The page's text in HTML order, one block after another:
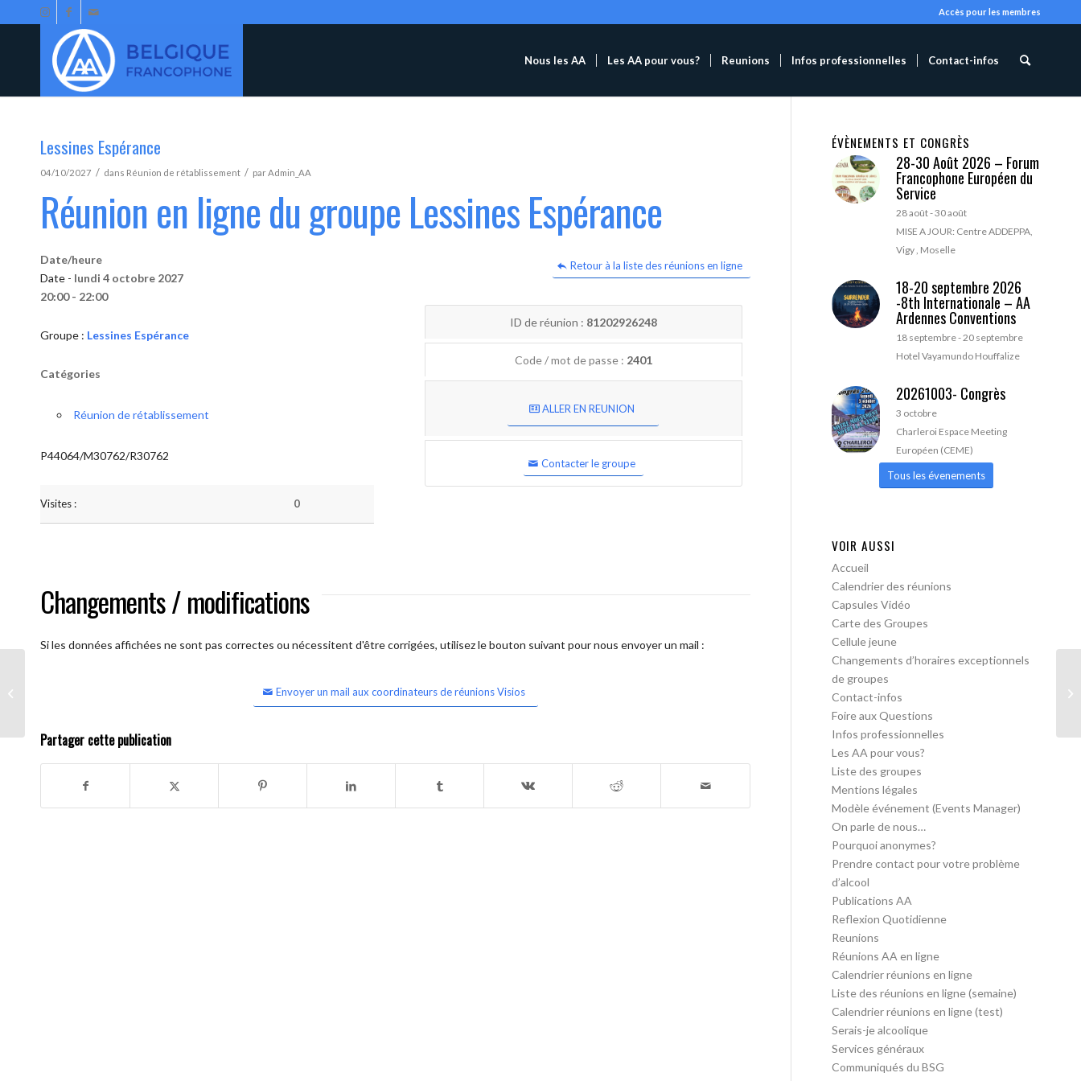
Accès pour les membres
Nous les AA Les AA pour vous? Reunions Infos professionnelles Contact-infos
Lessines Espérance
04/10/2027 / dans Réunion de rétablissement / parAdmin_AA
Réunion en ligne du groupe Lessines Espérance
Retour à la liste des réunions en ligne
Date/heure
Date - lundi 4 octobre 2027
20:00 - 22:00
Groupe : Lessines Espérance
Catégories
Réunion de rétablissement
P44064/M30762/R30762
Visites : 0
ID de réunion : 81202926248
Code / mot de passe : 2401
ALLER EN REUNION
Contacter le groupe
Changements / modifications
Si les données affichées ne sont pas correctes ou nécessitent d'être corrigées, utilisez le bouton suivant pour nous envoyer un mail :
Envoyer un mail aux coordinateurs de réunions Visios
Partager cette publication
ÉVÈNEMENTS ET CONGRÈS
28-30 Août 2026 – Forum
Francophone Européen du
Service
28 août-30 août
MISE A JOUR: Centre ADDEPPA,
Vigy , Moselle
18-20 septembre 2026
-8th Internationale – AA
Ardennes Conventions
18 septembre-20 septembre
Hotel Vayamundo Houffalize
20261003- Congrès
3 octobre
Charleroi Espace Meeting
Européen (CEME)
Tous les évenements
VOIR AUSSI
Accueil
Calendrier des réunions
Capsules Vidéo
Carte des Groupes
Cellule jeune
Changements d’horaires exceptionnels
de groupes
Contact-infos
Foire aux Questions
Infos professionnelles
Les AA pour vous?
Liste des groupes
Mentions légales
Modèle événement (Events Manager)
On parle de nous…
Pourquoi anonymes?
Prendre contact pour votre problème
d’alcool
Publications AA
Reflexion Quotidienne
Reunions
Réunions AA en ligne
Calendrier réunions en ligne
Liste des réunions en ligne (semaine)
Calendrier réunions en ligne (test)
Serais-je alcoolique
Services généraux
Communiqués du BSG